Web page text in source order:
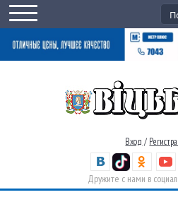
Вход /
Дружите с нами в